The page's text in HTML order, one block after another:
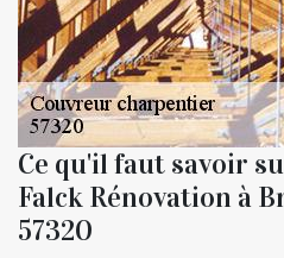
Ce qu'il faut savoir
Falck Rénovation à
57320